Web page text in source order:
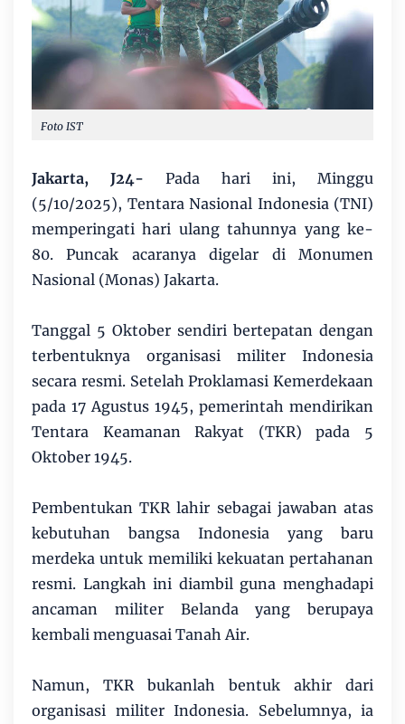
Foto IST
Jakarta, J24- Pada hari ini, Minggu
(5/10/2025), Tentara Nasional Indonesia (TNI)
memperingati hari ulang tahunnya yang ke-
80. Puncak acaranya digelar di Monumen
Nasional (Monas) Jakarta.
Tanggal 5 Oktober sendiri bertepatan dengan
terbentuknya organisasi militer Indonesia
secara resmi. Setelah Proklamasi Kemerdekaan
pada 17 Agustus 1945, pemerintah mendirikan
Tentara Keamanan Rakyat (TKR) pada 5
Oktober 1945.
Pembentukan TKR lahir sebagai jawaban atas
kebutuhan bangsa Indonesia yang baru
merdeka untuk memiliki kekuatan pertahanan
resmi. Langkah ini diambil guna menghadapi
ancaman militer Belanda yang berupaya
kembali menguasai Tanah Air.
Namun, TKR bukanlah bentuk akhir dari
organisasi militer Indonesia. Sebelumnya, ia